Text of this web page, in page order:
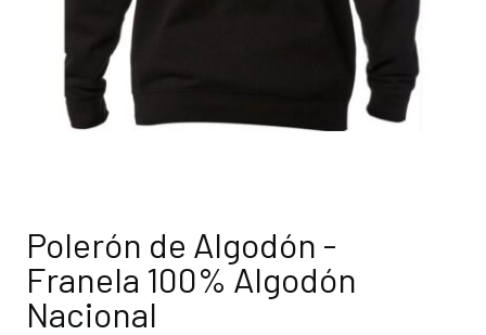
Polerón de Algodón -
Franela 100% Algodón
Nacional